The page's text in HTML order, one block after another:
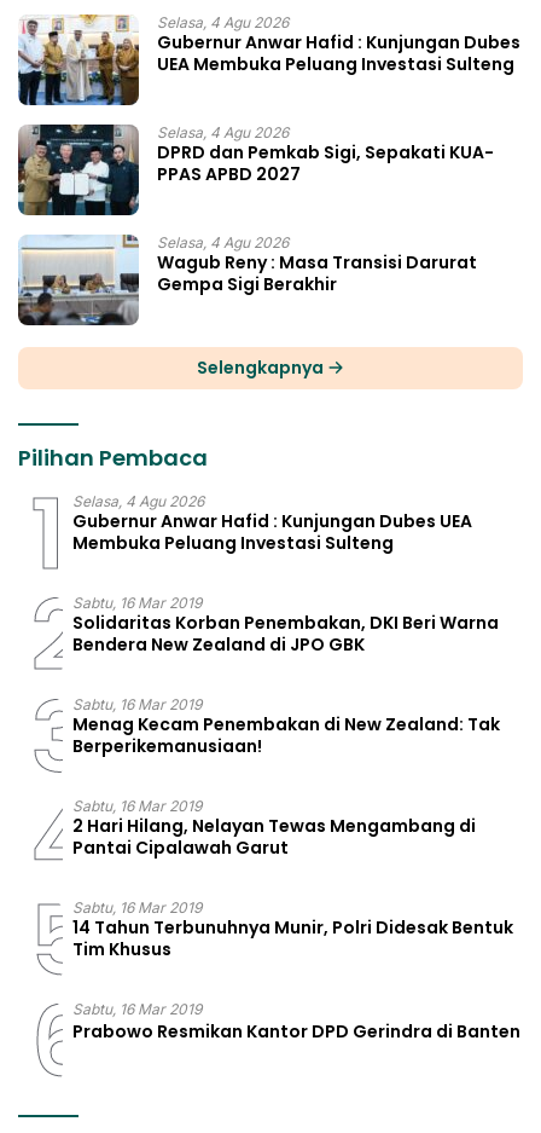
Selasa, 4 Agu 2026
Gubernur Anwar Hafid : Kunjungan Dubes
UEA Membuka Peluang Investasi Sulteng
Selasa, 4 Agu 2026
DPRD dan Pemkab Sigi, Sepakati KUA-
PPAS APBD 2027
Selasa, 4 Agu 2026
Wagub Reny : Masa Transisi Darurat
Gempa Sigi Berakhir
Selengkapnya
Pilihan Pembaca
1 Selasa, 4 Agu 2026
Gubernur Anwar Hafid : Kunjungan Dubes UEA
Membuka Peluang Investasi Sulteng
2Sabtu, 16 Mar 2019
Solidaritas Korban Penembakan, DKI Beri Warna
Bendera New Zealand di JPO GBK
3Sabtu, 16 Mar 2019
Menag Kecam Penembakan di New Zealand: Tak
Berperikemanusiaan!
4Sabtu, 16 Mar 2019
2 Hari Hilang, Nelayan Tewas Mengambang di
Pantai Cipalawah Garut
5Sabtu, 16 Mar 2019
14 Tahun Terbunuhnya Munir, Polri Didesak Bentuk
Tim Khusus
6Sabtu, 16 Mar 2019
Prabowo Resmikan Kantor DPD Gerindra di Banten